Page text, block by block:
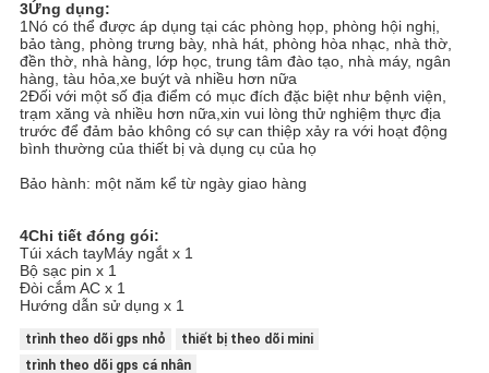
3Ứng dụng:
1Nó có thể được áp dụng tại các phòng họp, phòng hội nghị,
bảo tàng, phòng trưng bày, nhà hát, phòng hòa nhạc, nhà thờ,
đền thờ, nhà hàng, lớp học, trung tâm đào tạo, nhà máy, ngân
hàng, tàu hỏa,xe buýt và nhiều hơn nữa
2Đối với một số địa điểm có mục đích đặc biệt như bệnh viện,
trạm xăng và nhiều hơn nữa,xin vui lòng thử nghiệm thực địa
trước để đảm bảo không có sự can thiệp xảy ra với hoạt động
bình thường của thiết bị và dụng cụ của họ
Bảo hành: một năm kể từ ngày giao hàng
4Chi tiết đóng gói:
Túi xách tayMáy ngắt x 1
Bộ sạc pin x 1
Đòi cắm AC x 1
Hướng dẫn sử dụng x 1
trình theo dõi gps nhỏ
thiết bị theo dõi mini
trình theo dõi gps cá nhân